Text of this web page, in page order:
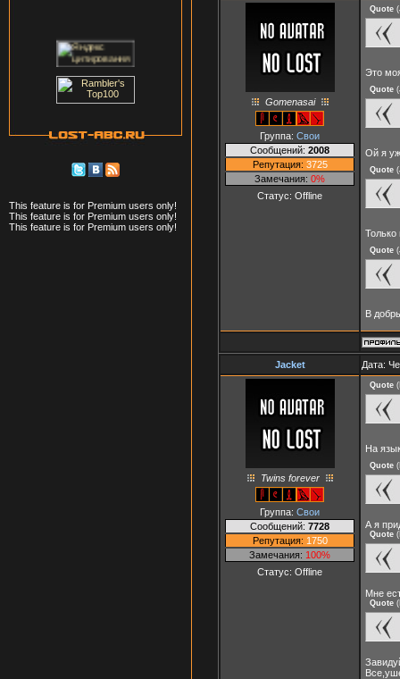
This feature is for Premium users only!
This feature is for Premium users only!
This feature is for Premium users only!
Gomenasai
Группа: Свои
Сообщений: 2008
Репутация: 3725
Замечания: 0%
Статус: Offline
Quote (
Это
Quote (
Ой я
Quote (
Quote (
В
Jacket Дата:
Twins forever
Группа: Свои
Сообщений: 7728
Репутация: 1750
Замечания: 100%
Статус: Offline
Quote (
На
Quote (
А я
Quote (
Мне
Quote (